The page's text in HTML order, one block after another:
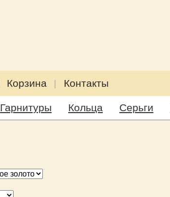
Корзина Контакты
Гарнитуры Кольца Серьги